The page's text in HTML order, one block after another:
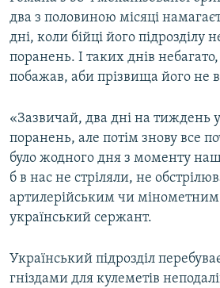
два з половиною місяці
дні, коли бійці його підрозділу
поранень. І таких днів
побажав, аби прізвища його не
«Зазвичай, два дні на тиждень
поранень, але потім знову все
було жодного дня з моменту
б в нас не стріляли, не
артилерійським чи
український сержант.
Український підрозділ
гніздами для кулеметів